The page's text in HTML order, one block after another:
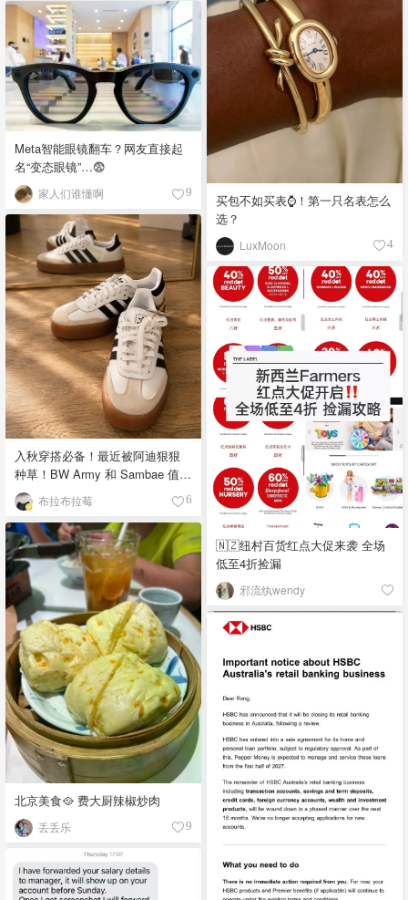
买包不如买表⌚️！第一只名表怎么
选？
LuxMoon 4
Meta智能眼镜翻车？网友直接起
名“变态眼镜”…😨
家人们谁懂啊 9
入秋穿搭必备！最近被阿迪狠狠
种草！BW Army 和 Sambae 值得
拥有！布拉布拉莓 6
🇳🇿纽村百货红点大促来袭 全场
低至4折捡漏
邪流纨wendy
北京美食🥘 费大厨辣椒炒肉
丢丢乐 9